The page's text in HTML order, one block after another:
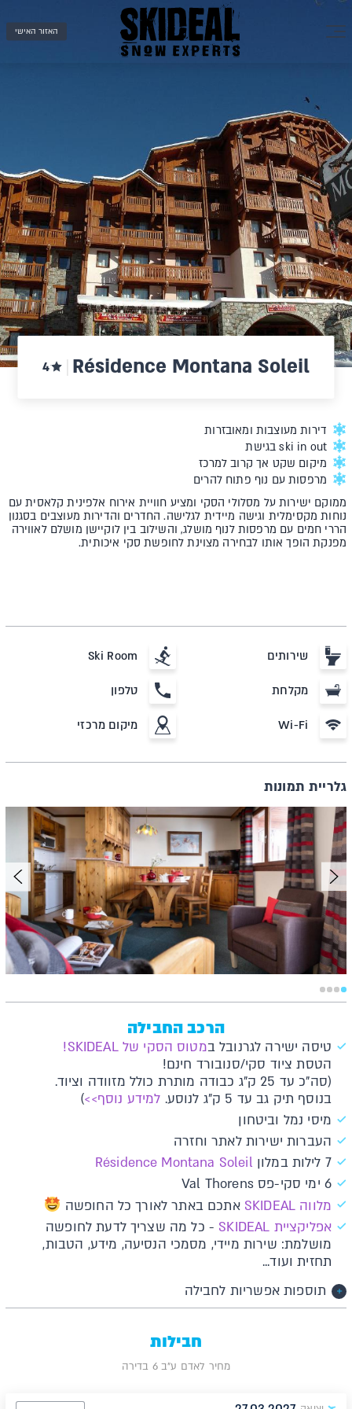
האזור האישי
Résidence Montana Soleil
4
דירות מעוצבות ומאובזרות
ski in out בגישת
מיקום שקט אך קרוב למרכז
מרפסות עם נוף פתוח להרים
ממוקם ישירות על מסלולי הסקי ומציע חוויית אירוח אלפינית קלאסית עם
נוחות מקסימלית וגישה מיידית לגלישה. החדרים והדירות מעוצבים בסגנון
הררי חמים עם מרפסות לנוף מושלג, והשילוב בין לוקיישן מושלם לאווירה
מפנקת הופך אותו לבחירה מצוינת לחופשת סקי איכותית.
שירותים Ski Room
מקלחת טלפון
Wi-Fi מיקום מרכזי
גלריית תמונות
הרכב החבילה
טיסה ישירה לגרנובל במטוס הסקי של SKIDEAL!
הטסת ציוד סקי/סנובורד חינם!
(סה"כ עד 25 ק"ג כבודה מותרת כולל מזוודה וציוד.
בנוסף תיק גב עד 5 ק"ג לנוסע.
למידע נוסף>>)
מיסי נמל וביטחון
העברות ישירות לאתר וחזרה
7 לילות במלון
Résidence Montana Soleil
6 ימי סקי-פס Val Thorens
מלווה SKIDEAL
אתכם באתר לאורך כל החופשה
א​פליקציית SKIDEAL​​
- כל מה שצריך לדעת לחופשה
מושלמת: שירות מיידי, מסמכי הנסיעה, מידע, הטבות,
תחזית ועוד...
תוספות אפשריות לחבילה
חבילות
מחיר לאדם ע"ב 6 בדירה